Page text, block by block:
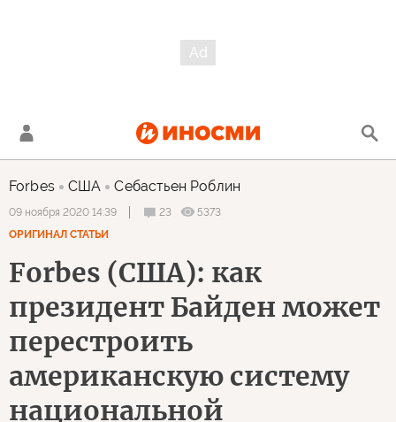
Forbes США Себастьен Роблин
09 ноября 2020 14:39 23
5373
ОРИГИНАЛ СТАТЬИ
Forbes (США): как
президент Байден может
перестроить
американскую систему
национальной